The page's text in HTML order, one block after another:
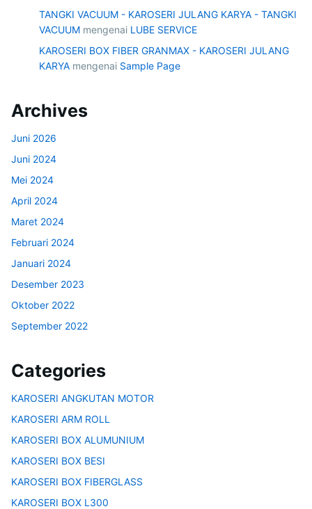
TANGKI VACUUM - KAROSERI JULANG KARYA - TANGKI
VACUUM mengenai LUBE SERVICE
KAROSERI BOX FIBER GRANMAX - KAROSERI JULANG
KARYA mengenai Sample Page
Archives
Juni 2026
Juni 2024
Mei 2024
April 2024
Maret 2024
Februari 2024
Januari 2024
Desember 2023
Oktober 2022
September 2022
Categories
KAROSERI ANGKUTAN MOTOR
KAROSERI ARM ROLL
KAROSERI BOX ALUMUNIUM
KAROSERI BOX BESI
KAROSERI BOX FIBERGLASS
KAROSERI BOX L300